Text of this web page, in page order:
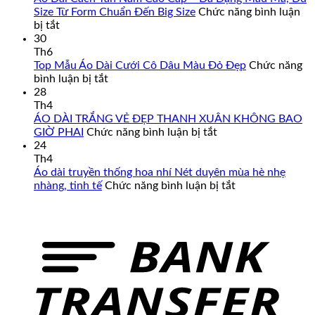
Size Từ Form Chuẩn Đến Big Size Chức năng bình luận
bị tắtở
Cách
Tân
Cấp
–
Mẫu
Mã,
Chuẩn
Đến
Size
30
Th6
Top Mẫu Áo Dài Cưới Cô Dâu Màu Đỏ Đẹp Chức năng
bình luận bị tắtở
Áo
Dài
Dâu
Màu
28
Th4
ÁO DÀI TRẮNG VẺ ĐẸP THANH XUÂN KHÔNG BAO
GIỜ PHAI Chức năng bình luận bị tắtở
TRẮNG
VẺ
BAO
GIỜ
24
Th4
Áo dài truyền thống hoa nhí Nét duyên mùa hè nhẹ
nhàng, tinh tế Chức năng bình luận bị tắtở
hoa
nhí
duyên
mùa